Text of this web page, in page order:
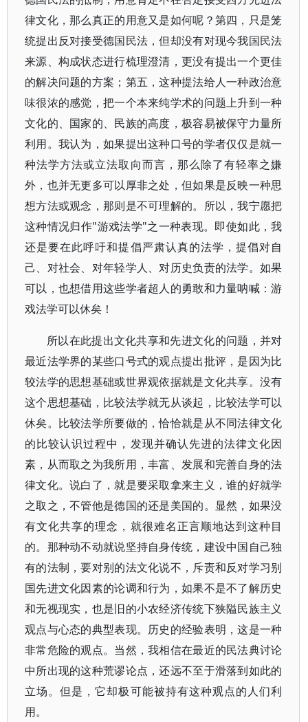
律文化，那么真正的用意又是如何呢？第四，只是笼
统提出反对接受德国民法，但却没有对现今我国民法
来源、构成状态进行梳理澄清，更没有提出一个更佳
的解决问题的方案；第五，这种提法给人一种政治意
味很浓的感觉，把一个本来纯学术的问题上升到一种
文化的、国家的、民族的高度，极容易被保守力量所
利用。我认为，如果提出这种口号的学者仅仅是就一
种法学方法或立法取向而言，那么除了有轻率之嫌
外，也并无更多可以厚非之处，但如果是反映一种思
想方法或观念，那则是不可理解的。所以，我宁愿把
这种情况归作"游戏法学"之一种表现。即使如此，我
还是要在此呼吁和提倡严肃认真的法学，提倡对自
己、对社会、对年轻学人、对历史负责的法学。如果
可以，也想借用这些学者超人的勇敢和力量呐喊：游
戏法学可以休矣！
所以在此提出文化共享和先进文化的问题，并对
最近法学界的某些口号式的观点提出批评，是因为比
较法学的思想基础或世界观依据就是文化共享。没有
这个思想基础，比较法学就无从谈起，比较法学可以
休矣。比较法学所要做的，恰恰就是从不同法律文化
的比较认识过程中，发现并确认先进的法律文化因
素，从而取之为我所用，丰富、发展和完善自身的法
律文化。说白了，就是要采取拿来主义，谁的好就学
之取之，不管他是德国的还是美国的。显然，如果没
有文化共享的理念，就很难名正言顺地达到这种目
的。那种动不动就说坚持自身传统，建设中国自己独
有的法制，要对别的法文化说不，斥责和反对学习别
国先进文化因素的论调和行为，如果不是不了解历史
和无视现实，也是旧的小农经济传统下狭隘民族主义
观点与心态的典型表现。历史的经验表明，这是一种
非常危险的观点。当然，我相信在最近的民法典讨论
中所出现的这种荒谬论点，还远不至于滑落到如此的
立场。但是，它却极可能被持有这种观点的人们利
用。